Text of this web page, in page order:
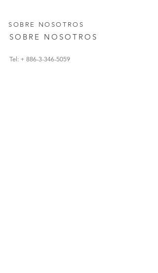
SOBRE NOSOTROS
SOBRE NOSOTROS
Tel: + 886-3-346-5059